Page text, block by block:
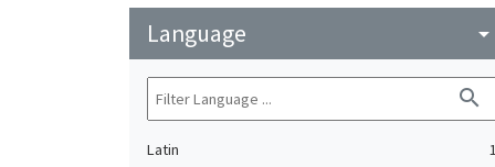
Language arrow_drop_down
search
Latin 1